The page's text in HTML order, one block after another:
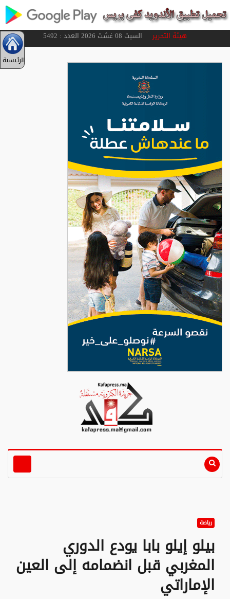
هيئة التحريرالسبت 08 غشت 2026 العدد : 5492
الرئيسية
رياضة
بيلو إيلو بابا يودع الدوري
المغربي قبل انضمامه إلى العين
الإماراتي